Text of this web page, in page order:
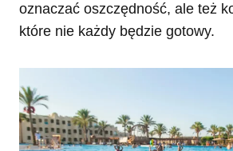
oznaczać oszczędność, ale też
które nie każdy będzie gotowy.